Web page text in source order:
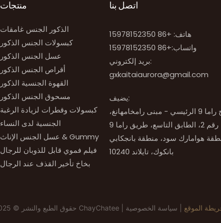
منتجات
الذكور الجنس غامقات
كبسولات الجنس الذكور
عسل الجنس الذكور
أقراص الجنس الذكور
القهوة الجنسية الذكور
مسحوق الجنس الذكور
كبسولات وقطرات لزيادة الرغبة
الجنسية لدى النساء
عسل الجنس الإناث & Gummy
فيلم فموي قابل للذوبان للرجال
بخاخ تأخير القذف عند الرجال
اتصل بنا
هاتف: +86 15978152350
واتساب:+86 15978152350
بريد إلكتروني:
gxkaitaiaurora@gmail.com
يضيف:
رقم 51، برج راما 9 الرئيسي - مبنى رامخامهانغ،
بانكوك، تايلاند 10240
حقوق الطبع والنشر © 2025 ChayChatee | الموقع سياسة الخصوصية